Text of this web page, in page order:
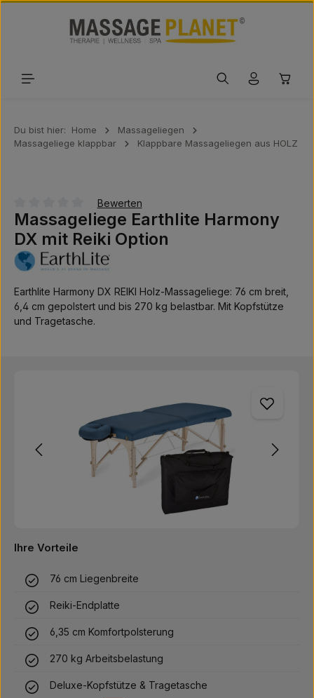
Du bist hier: Home
Massageliegen
Massageliege klappbar
Klappbare Massageliegen aus HOLZ
Durchschnittliche Bewertung von 0 von 5 Sternen
Bewerten
Massageliege Earthlite Harmony
DX mit Reiki Option
Earthlite Harmony DX REIKI Holz-Massageliege: 76 cm breit,
6,4 cm gepolstert und bis 270 kg belastbar. Mit Kopfstütze
und Tragetasche.
Ihre Vorteile
76 cm Liegenbreite
Reiki-Endplatte
6,35 cm Komfortpolsterung
270 kg Arbeitsbelastung
Deluxe-Kopfstütze & Tragetasche